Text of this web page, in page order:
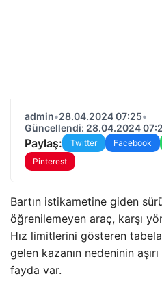
admin•28.04.2024 07:25•
Güncellendi: 28.04.2024
Paylaş: Twitter Facebook
Pinterest
Bartın istikametine giden
öğrenilemeyen araç, karşı
Hız limitlerini gösteren
gelen kazanın nedeninin
fayda var.